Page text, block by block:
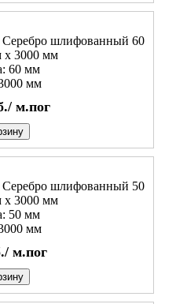
шлифованный 60
3000 мм
60 мм
мм
м.пог
шлифованный 50
3000 мм
50 мм
мм
м.пог